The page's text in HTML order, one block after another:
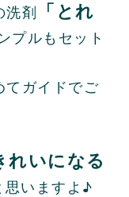
剤
「とれ
プルもセット
てガイドでご
れいになる
思いますよ♪